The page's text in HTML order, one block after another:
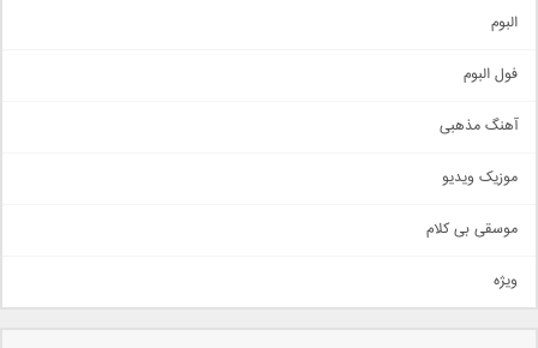
اجتماعی
حماسی
سنتی
اهنگ بندرعباسی
دمو
مذهبی
البوم
فول البوم
آهنگ مذهبی
موزیک ویدیو
موسقی بی کلام
ویژه